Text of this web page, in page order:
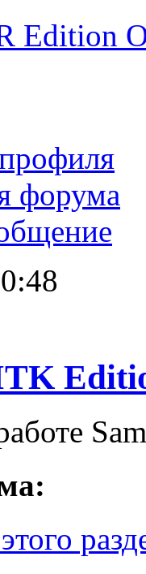
Edition
форума